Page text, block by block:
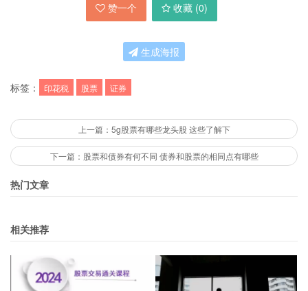
赞一个 收藏 (0)
生成海报
标签： 印花税 股票 证券
上一篇：5g股票有哪些龙头股 这些了解下
下一篇：股票和债券有何不同 债券和股票的相同点有哪些
热门文章
相关推荐